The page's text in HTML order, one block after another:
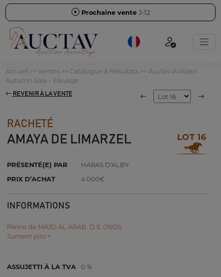
Prochaine vente J-12
Accueil >> Ventes>> Catalogue & Résultats>> Auctav Arabian
Autumn Sale - Elevage
REVENIR À LA VENTE
RACHETÉ
AMAYA DE LIMARZEL LOT 16
PRÉSENTÉ(E) PAR
HARAS D'ALBY
PRIX D’ACHAT
4 000€
INFORMATIONS
Pleine de MAJD AL ARAB. D.S: 09/05.
Jument piro +
ASSUJETTI À LA TVA 0 %